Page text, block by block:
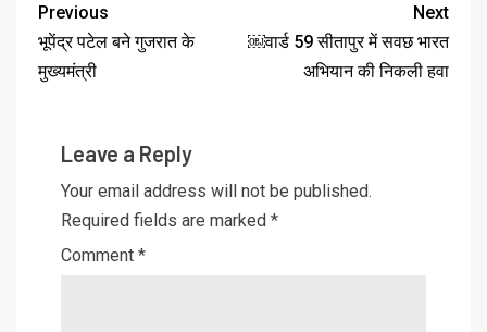
Previous
भूपेंद्र पटेल बने गुजरात के
मुख्यमंत्री
Next
￼वार्ड 59 सीतापुर में सवछ भारत
अभियान की निकली हवा
Leave a Reply
Your email address will not be published.
Required fields are marked *
Comment *